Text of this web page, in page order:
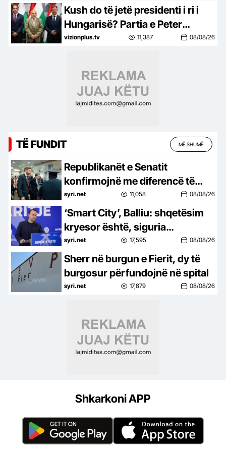
(VIDEO)
Kush do të jetë presidenti i ri i
Hungarisë? Partia e Peter
Magyar zgjedh sot mes 3
vizionplus.tv 11,387 08/08/26
TË FUNDIT MË SHUMË
Republikanët e Senatit
konfirmojnë me diferencë të
ngushtë Todd Blanche si
Prokuror të Përgjithshëm
syri.net 11,058 08/08/26
‘Smart City’, Balliu: shqetësim
kryesor është, siguria
kombëtare, të dhënat e
qytetarëve dhe paratë e
shqiptarëve…
syri.net 17,595 08/08/26
Sherr në burgun e Fierit, dy të
burgosur përfundojnë në spital
syri.net 17,879 08/08/26
Shkarkoni APP